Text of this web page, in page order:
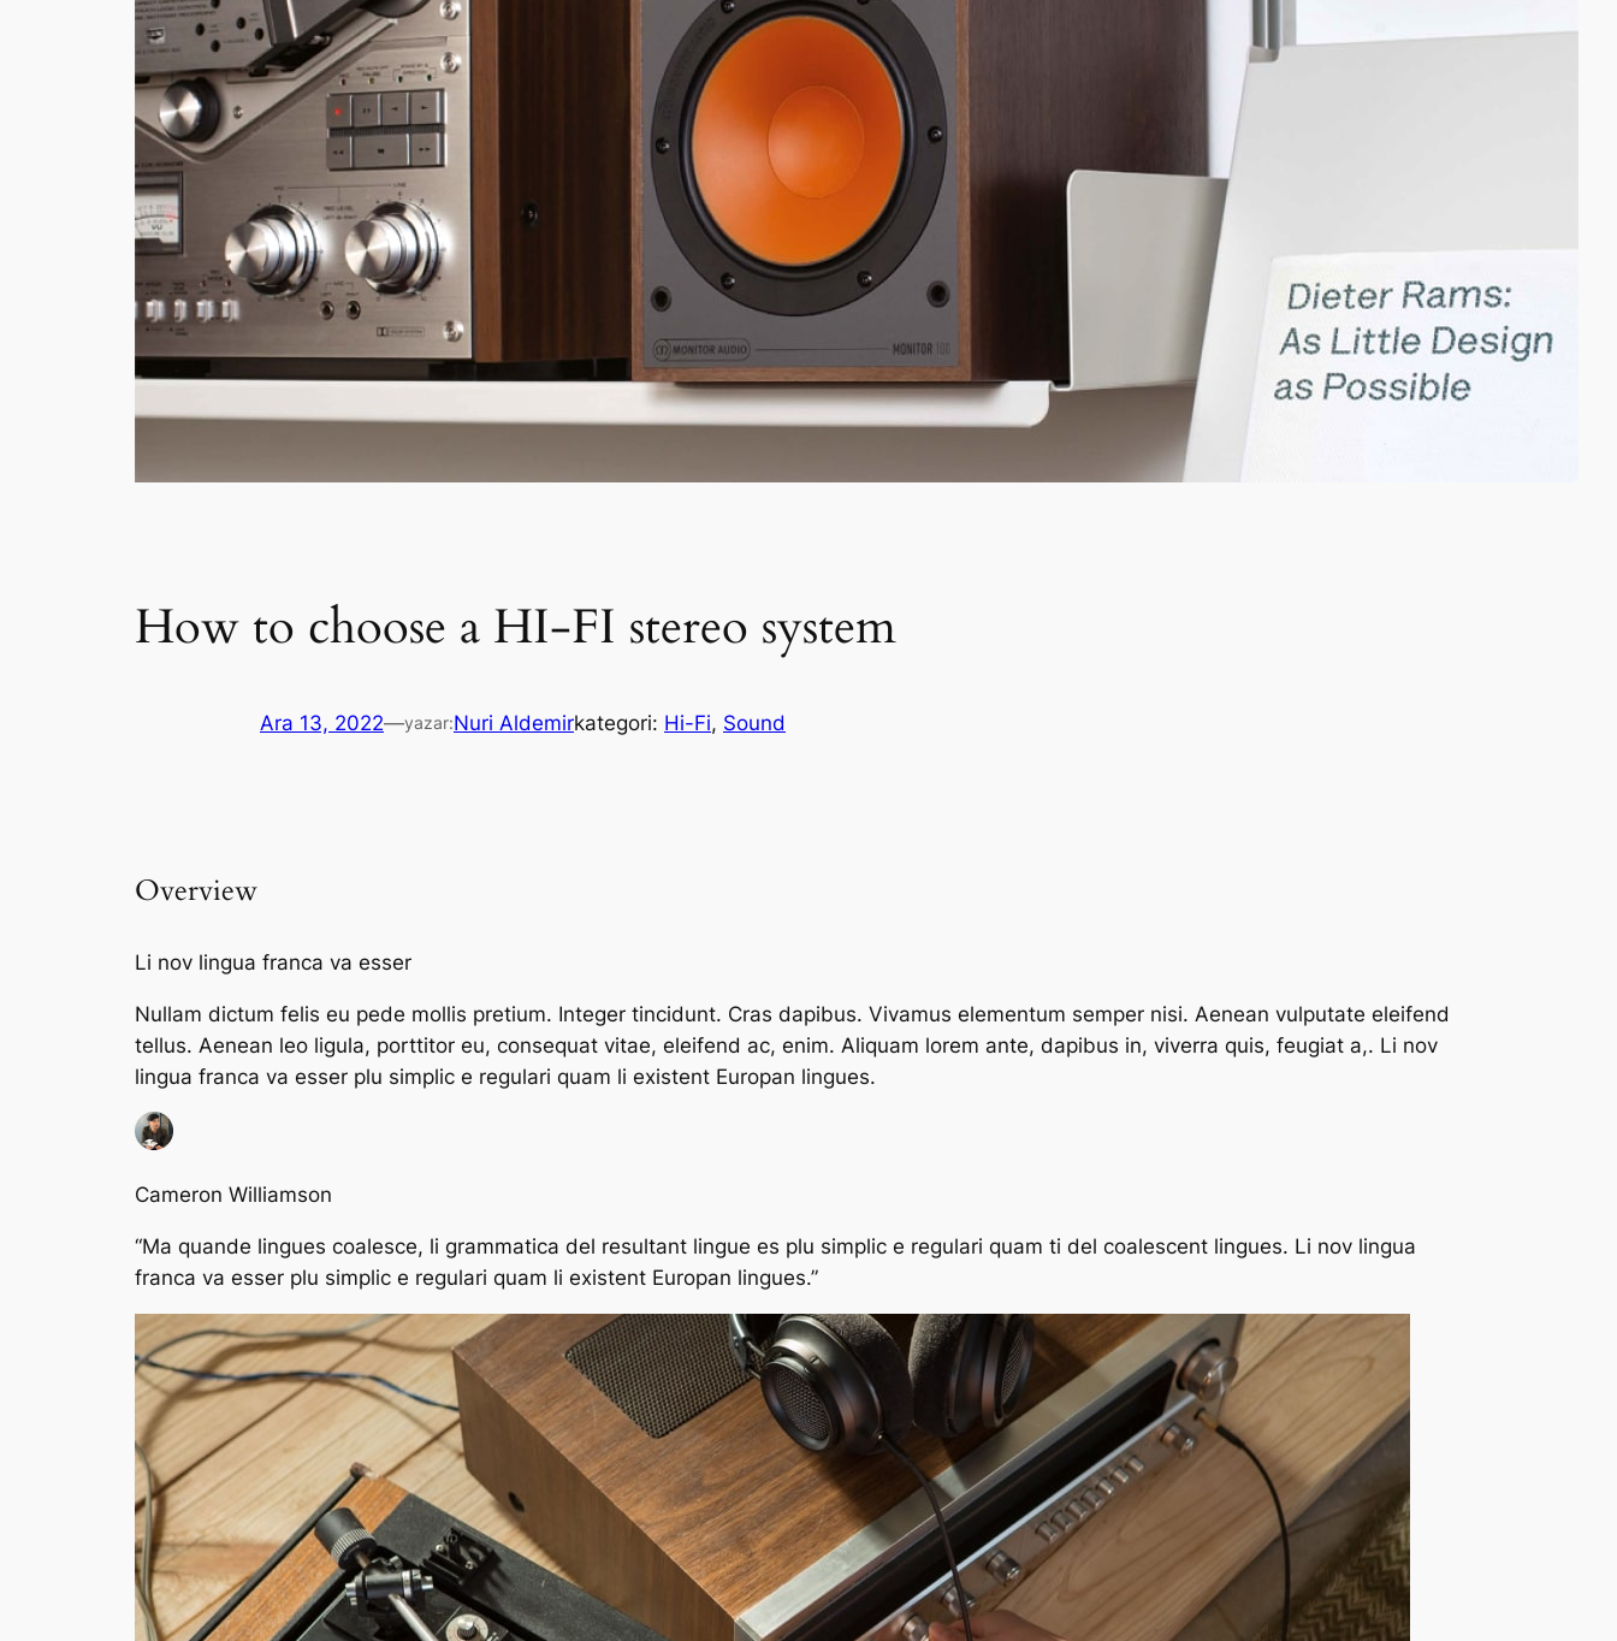
How to choose a HI-FI stereo system
Ara 13, 2022—yazar:Nuri Aldemirkategori: Hi-Fi, Sound
Overview
Li nov lingua franca va esser
Nullam dictum felis eu pede mollis pretium. Integer tincidunt. Cras dapibus. Vivamus elementum semper nisi. Aenean vulputate eleifend
tellus. Aenean leo ligula, porttitor eu, consequat vitae, eleifend ac, enim. Aliquam lorem ante, dapibus in, viverra quis, feugiat a,. Li nov
lingua franca va esser plu simplic e regulari quam li existent Europan lingues.
Cameron Williamson
“Ma quande lingues coalesce, li grammatica del resultant lingue es plu simplic e regulari quam ti del coalescent lingues. Li nov lingua
franca va esser plu simplic e regulari quam li existent Europan lingues.”